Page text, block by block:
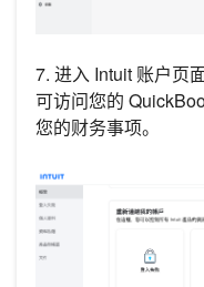
7. 进入 Intuit 账户页
可访问您的
您的财务事项。